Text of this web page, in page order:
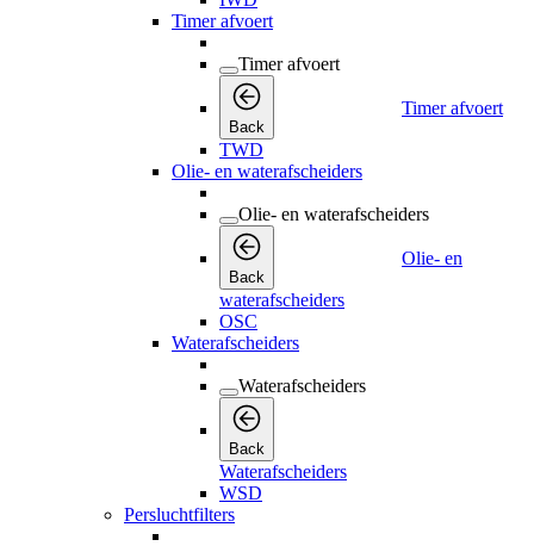
Timer afvoert
Timer afvoert
Back
Timer afvoert
TWD
Olie- en waterafscheiders
Olie- en waterafscheiders
Back
Olie- en
waterafscheiders
OSC
Waterafscheiders
Waterafscheiders
Back
Waterafscheiders
WSD
Persluchtfilters